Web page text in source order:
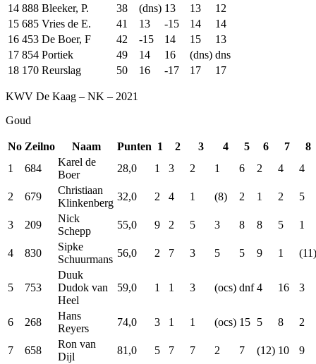
14 888 Bleeker, P. 38 (dns) 13 13
12
15 685 Vries de E. 41 13 -15 14
14
16 453 De Boer, F 42 -15 14 15
13
17 854 Portiek 49 14 16 (dns) dns
18 170 Reurslag 50 16 -17 17 17
KWV De Kaag – NK – 2021
Goud
No Zeilno Naam Punten 1 2 3 4 5 6 7
8
1
684
Karel de
Boer
28,0 1 3 2 1 6 2 4 4
2 679
Christiaan
Klinkenberg
32,0 2 4 1 (8) 2 1 2 5
3 209
Nick
Schepp
55,0 9 2 5 3 8 8 5 1
4 830
Sipke
Schuurmans
56,0 2 7 3 5 5 9 1 (11)
5 753
Duuk
Dudok van
Heel
59,0 1 1 3 (ocs) dnf 4 16 3
6 268
Hans
Reyers
74,0 3 1 1 (ocs) 15 5 8 2
7 658
Ron van
Dijl
81,0 5 7 7 2 7 (12) 10 9